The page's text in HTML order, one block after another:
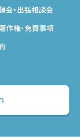
会・出張相談会
著作権・免責事項